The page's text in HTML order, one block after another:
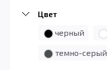
Цвет
черный
темно-серый